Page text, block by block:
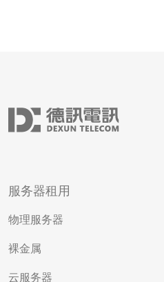
服务器租用
物理服务器
裸金属
云服务器